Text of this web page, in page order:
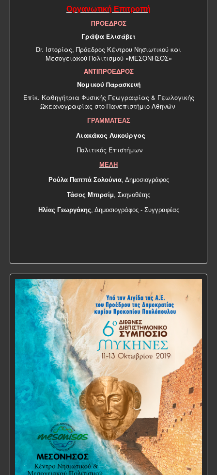
Οργανωτική Επιτροπή
ΠΡΟΕΔΡΟΣ
Γράψα Ελισάβετ
Dr. Ιστορίας, Πρόεδρος Κέντρου Νησιωτικού και
Μεσογειακού Πολιτισμού «ΜΕΣΟΝΗΣΟΣ»
ΑΝΤΙΠΡΟΕΔΡΟΣ
Νομικού Παρασκευή
Επίκ. Καθηγήτρια Φυσικής Γεωγραφίας & Γεωλογικής
Ωκεανογραφίας στο Πανεπιστήμιο Αθηνών
ΓΡΑΜΜΑΤΕΑΣ
Λιακάκος Λυκούργος
Πολιτικός Επιστήμων
ΜΕΛΗ
Ρούλα Παππά Σολούνια, Δημοσιογράφος
Τάσος Μπιρσίμ, Σκηνοθέτης
Ηλίας Γεωργάκης, Δημοσιογράφος - Συγγραφέας